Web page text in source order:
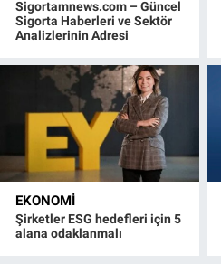
Sigortamnews.com – Güncel
Sigorta Haberleri ve Sektör
Analizlerinin Adresi
EKONOMI
Şirketler ESG hedefleri için 5
alana odaklanmalı